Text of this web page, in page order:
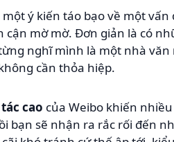
ý kiến táo bạo về một vấn
cận mờ mờ. Đơn giản là có
nghĩ mình là một nhà
cần thỏa hiệp.
cao của Weibo khiến
bạn sẽ nhận ra rắc rối đến